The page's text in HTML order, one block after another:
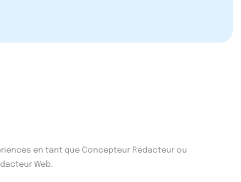
en tant que Concepteur Rédacteur ou
Web.